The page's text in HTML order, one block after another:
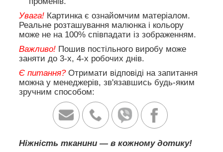
Увага! Картинка є ознайомчим матеріалом.
Реальне розташування малюнка і кольору
може не на 100% співпадати із зображенням.
Важливо! Пошив постільного виробу може
заняти до 3-х, 4-х робочих днів.
Є питання? Отримати відповіді на запитання
можна у менеджерів, зв'язавшись будь-яким
зручним способом:
Ніжність тканини — в кожному дотику!